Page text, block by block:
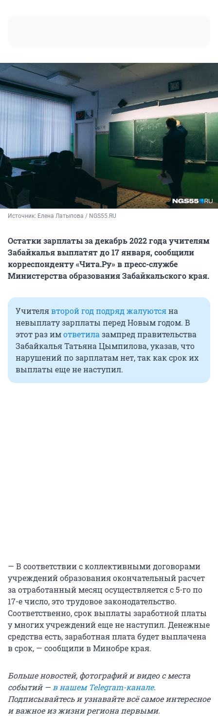
Источник: Елена Латыпова / NGS55.RU
Остатки зарплаты за декабрь 2022 года учителям
Забайкалья выплатят до 17 января, сообщили
корреспонденту «Чита.Ру» в пресс-службе
Министерства образования Забайкальского края.
Учителявторой год подряд жалуютсяна
невыплату зарплаты перед Новым годом. В
этот раз имответилазампред правительства
Забайкалья Татьяна Цымпилова, указав, что
нарушений по зарплатам нет, так как срок их
выплаты еще не наступил.
— В соответствии с коллективными договорами
учреждений образования окончательный расчет
за отработанный месяц осуществляется с 5-го по
17-е число, это трудовое законодательство.
Соответственно, срок выплаты заработной платы
у многих учреждений еще не наступил. Денежные
средства есть, заработная плата будет выплачена
в срок, — сообщили в Минобре края.
Больше новостей, фотографий и видео с места
событий —в нашем Telegram-канале.
Подписывайтесь и узнавайте всё самое интересное
и важное из жизни региона первыми.